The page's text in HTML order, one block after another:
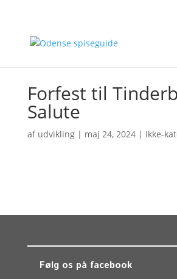
Forfest til
Salute
af udvikling| maj 24, 2024| Ikke-
Følg os på facebook